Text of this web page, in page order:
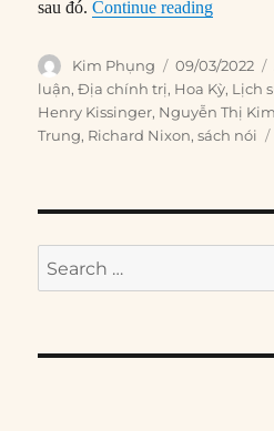
sau đó.Continue reading“Nhìn
Author
Kim Phụng
Posted
on
09/03/2022
luận,Địa chính trị, Hoa Kỳ, Lịch
Henry Kissinger, Nguyễn Thị
Trung, Richard Nixon,sách nói
Search
for: